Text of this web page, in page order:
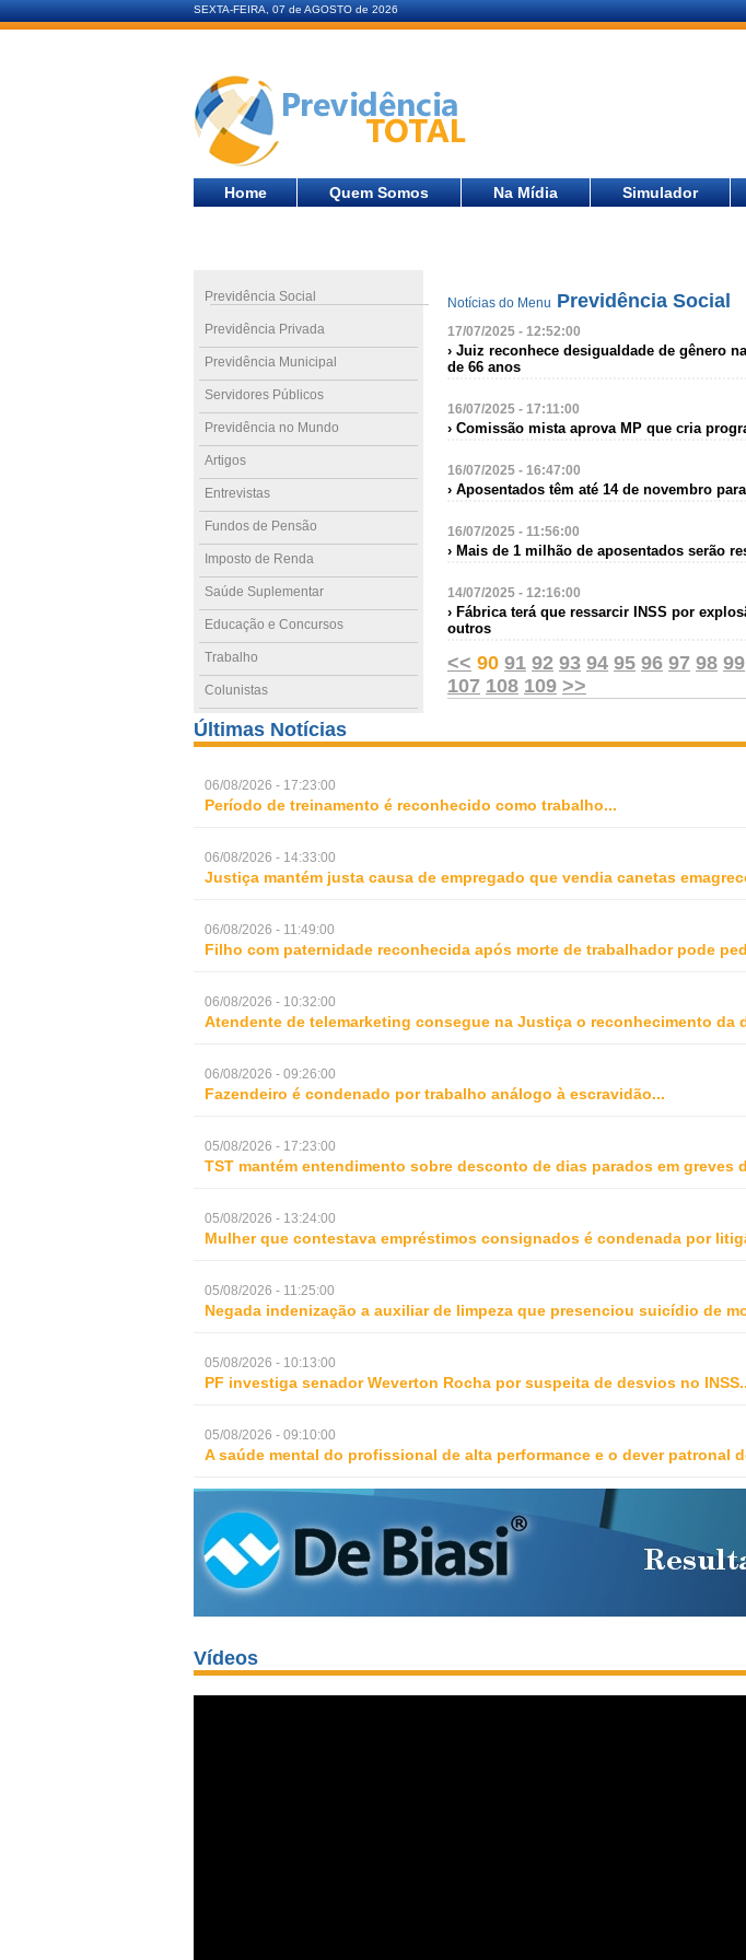
SEXTA-FEIRA, 07 de AGOSTO de 2026
Home Quem Somos Na Mídia Simulador
Previdência Social
Previdência Privada
Previdência Municipal
Servidores Públicos
Previdência no Mundo
Artigos
Entrevistas
Fundos de Pensão
Imposto de Renda
Saúde Suplementar
Educação e Concursos
Trabalho
Colunistas
Notícias do Menu Previdência Social
17/07/2025 - 12:52:00
› Juiz reconhece desigualdade de gênero
de 66 anos
16/07/2025 - 17:11:00
› Comissão mista aprova MP que cria
16/07/2025 - 16:47:00
› Aposentados têm até 14 de novembro
16/07/2025 - 11:56:00
› Mais de 1 milhão de aposentados serão
14/07/2025 - 12:16:00
› Fábrica terá que ressarcir INSS por
outros
<< 90 91 92 93 94 95 96 97 98 99
107 108 109 >>
Últimas Notícias
06/08/2026 - 17:23:00
Período de treinamento é reconhecido como trabalho...
06/08/2026 - 14:33:00
Justiça mantém justa causa de empregado que vendia canetas
06/08/2026 - 11:49:00
Filho com paternidade reconhecida após morte de trabalhador pode
06/08/2026 - 10:32:00
Atendente de telemarketing consegue na Justiça o reconhecimento da
06/08/2026 - 09:26:00
Fazendeiro é condenado por trabalho análogo à escravidão...
05/08/2026 - 17:23:00
TST mantém entendimento sobre desconto de dias parados em greves
05/08/2026 - 13:24:00
Mulher que contestava empréstimos consignados é condenada por
05/08/2026 - 11:25:00
Negada indenização a auxiliar de limpeza que presenciou suicídio de
05/08/2026 - 10:13:00
PF investiga senador Weverton Rocha por suspeita de desvios no INSS
05/08/2026 - 09:10:00
A saúde mental do profissional de alta performance e o dever patronal
Vídeos